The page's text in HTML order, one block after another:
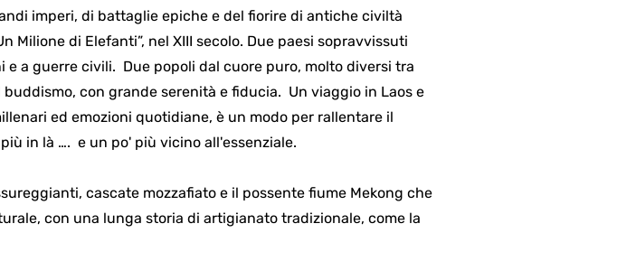
imperi, di battaglie epiche e del fiorire di antiche civiltà
Milione di Elefanti”, nel XIII secolo. Due paesi sopravvissuti
a guerre civili. Due popoli dal cuore puro, molto diversi tra
con grande serenità e fiducia. Un viaggio in Laos e
ed emozioni quotidiane, è un modo per rallentare il
in là …. e un po' più vicino all'essenziale.
cascate mozzafiato e il possente fiume Mekong che
con una lunga storia di artigianato tradizionale, come la